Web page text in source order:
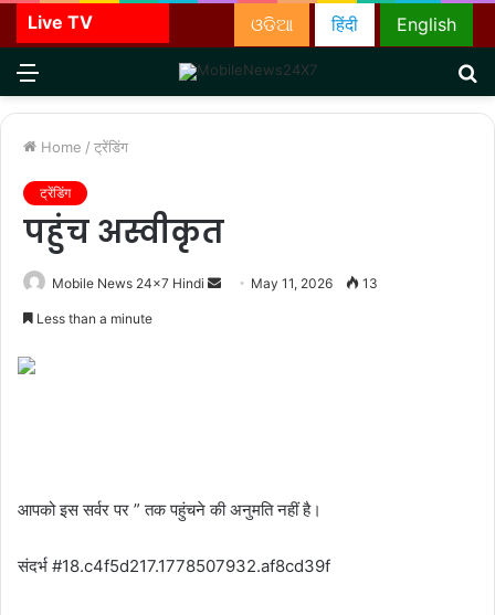
Live TV English
हिंदी
ଓଡିଆ
Menu
Home / ट्रेंडिंग
ट्रेंडिंग
पहुंच अस्वीकृत
Mobile News 24x7 Hindi
Send May 11, 2026 13
Less than a minute
आपको इस सर्वर पर ” तक पहुंचने की अनुमति नहीं है।
संदर्भ #18.c4f5d217.1778507932.af8cd39f